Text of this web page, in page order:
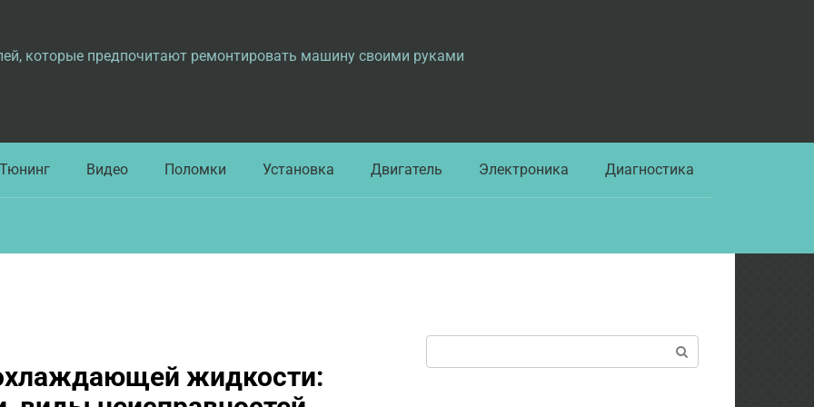
которые предпочитают ремонтировать машину своими руками
Тюнинг Видео Поломки Установка Двигатель Электроника Диагностика
жидкости: